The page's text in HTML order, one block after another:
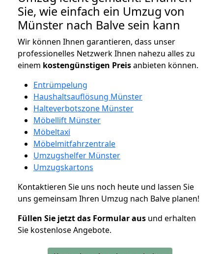
Sie, wie einfach ein Umzug von
Münster nach Balve sein kann
Wir können Ihnen garantieren, dass unser
professionelles Netzwerk Ihnen nahezu alles zu
einem kostengünstigen Preisanbieten können.
Entrümpelung
Haushaltsauflösung Münster
Halteverbotszone Münster
Möbellift Münster
Möbeltaxi
Möbelmitfahrzentrale
Umzugshelfer Münster
Umzugskartons
Kontaktieren Sie uns noch heute und lassen Sie
uns gemeinsam Ihren Umzug nach Balve planen!
Füllen Sie jetzt das Formular aus und erhalten
Sie kostenlose Angebote.